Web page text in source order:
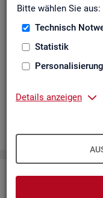
Bitte wählen Sie aus:
Technisch
Statistik
Personalisierung
Details anzeigen
er